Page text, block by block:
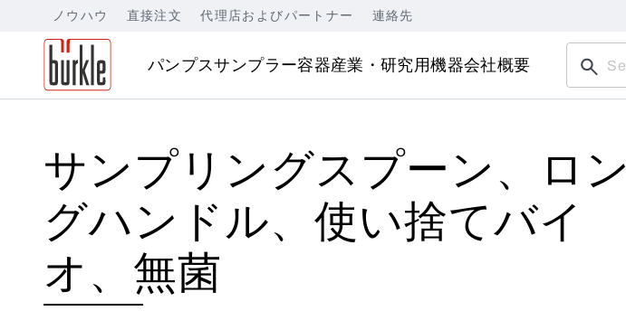
ノウハウ 直接注文 代理店およびパートナー 連絡先
パンプスサンプラー容器産業・研究用機器会社概要
サンプリングスプーン、ロン
グハンドル、使い捨てバイ
オ、無菌